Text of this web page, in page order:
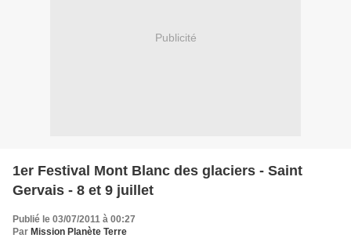
Publicité
1er Festival Mont Blanc des glaciers - Saint
Gervais - 8 et 9 juillet
Publié le 03/07/2011 à 00:27
Par Mission Planète Terre